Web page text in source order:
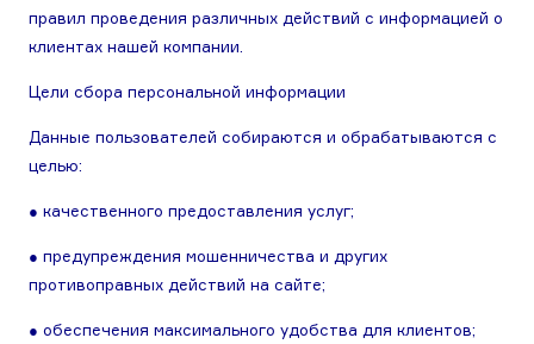
правил проведения различных действий с информацией о
клиентах нашей компании.
Цели сбора персональной информации
Данные пользователей собираются и обрабатываются с
целью:
● качественного предоставления услуг;
● предупреждения мошенничества и других
противоправных действий на сайте;
● обеспечения максимального удобства для клиентов;